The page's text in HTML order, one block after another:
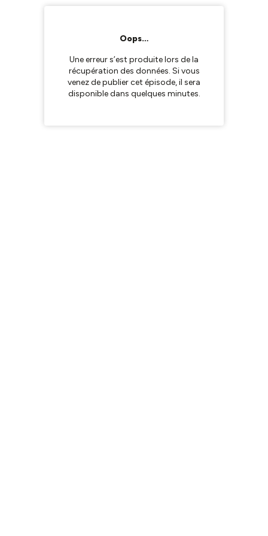
Oops…
Une erreur s’est produite lors de la
récupération des données. Si vous
venez de publier cet épisode, il sera
disponible dans quelques minutes.